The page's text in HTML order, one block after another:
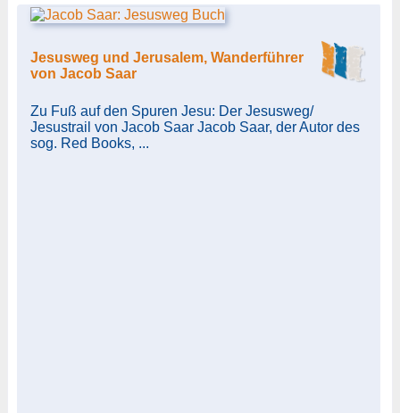
Jesusweg und Jerusalem, Wanderführer
von Jacob Saar
Zu Fuß auf den Spuren Jesu: Der Jesusweg/
Jesustrail von Jacob Saar Jacob Saar, der Autor des
sog. Red Books, ...